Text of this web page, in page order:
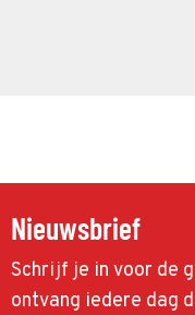
Nieuwsbrief
Schrijf je in voor de
ontvang iedere dag